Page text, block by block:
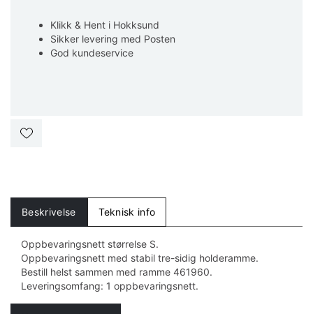
Klikk & Hent i Hokksund
Sikker levering med Posten
God kundeservice
Beskrivelse Teknisk info
Oppbevaringsnett størrelse S.
Oppbevaringsnett med stabil tre-sidig holderamme.
Bestill helst sammen med ramme 461960.
Leveringsomfang: 1 oppbevaringsnett.